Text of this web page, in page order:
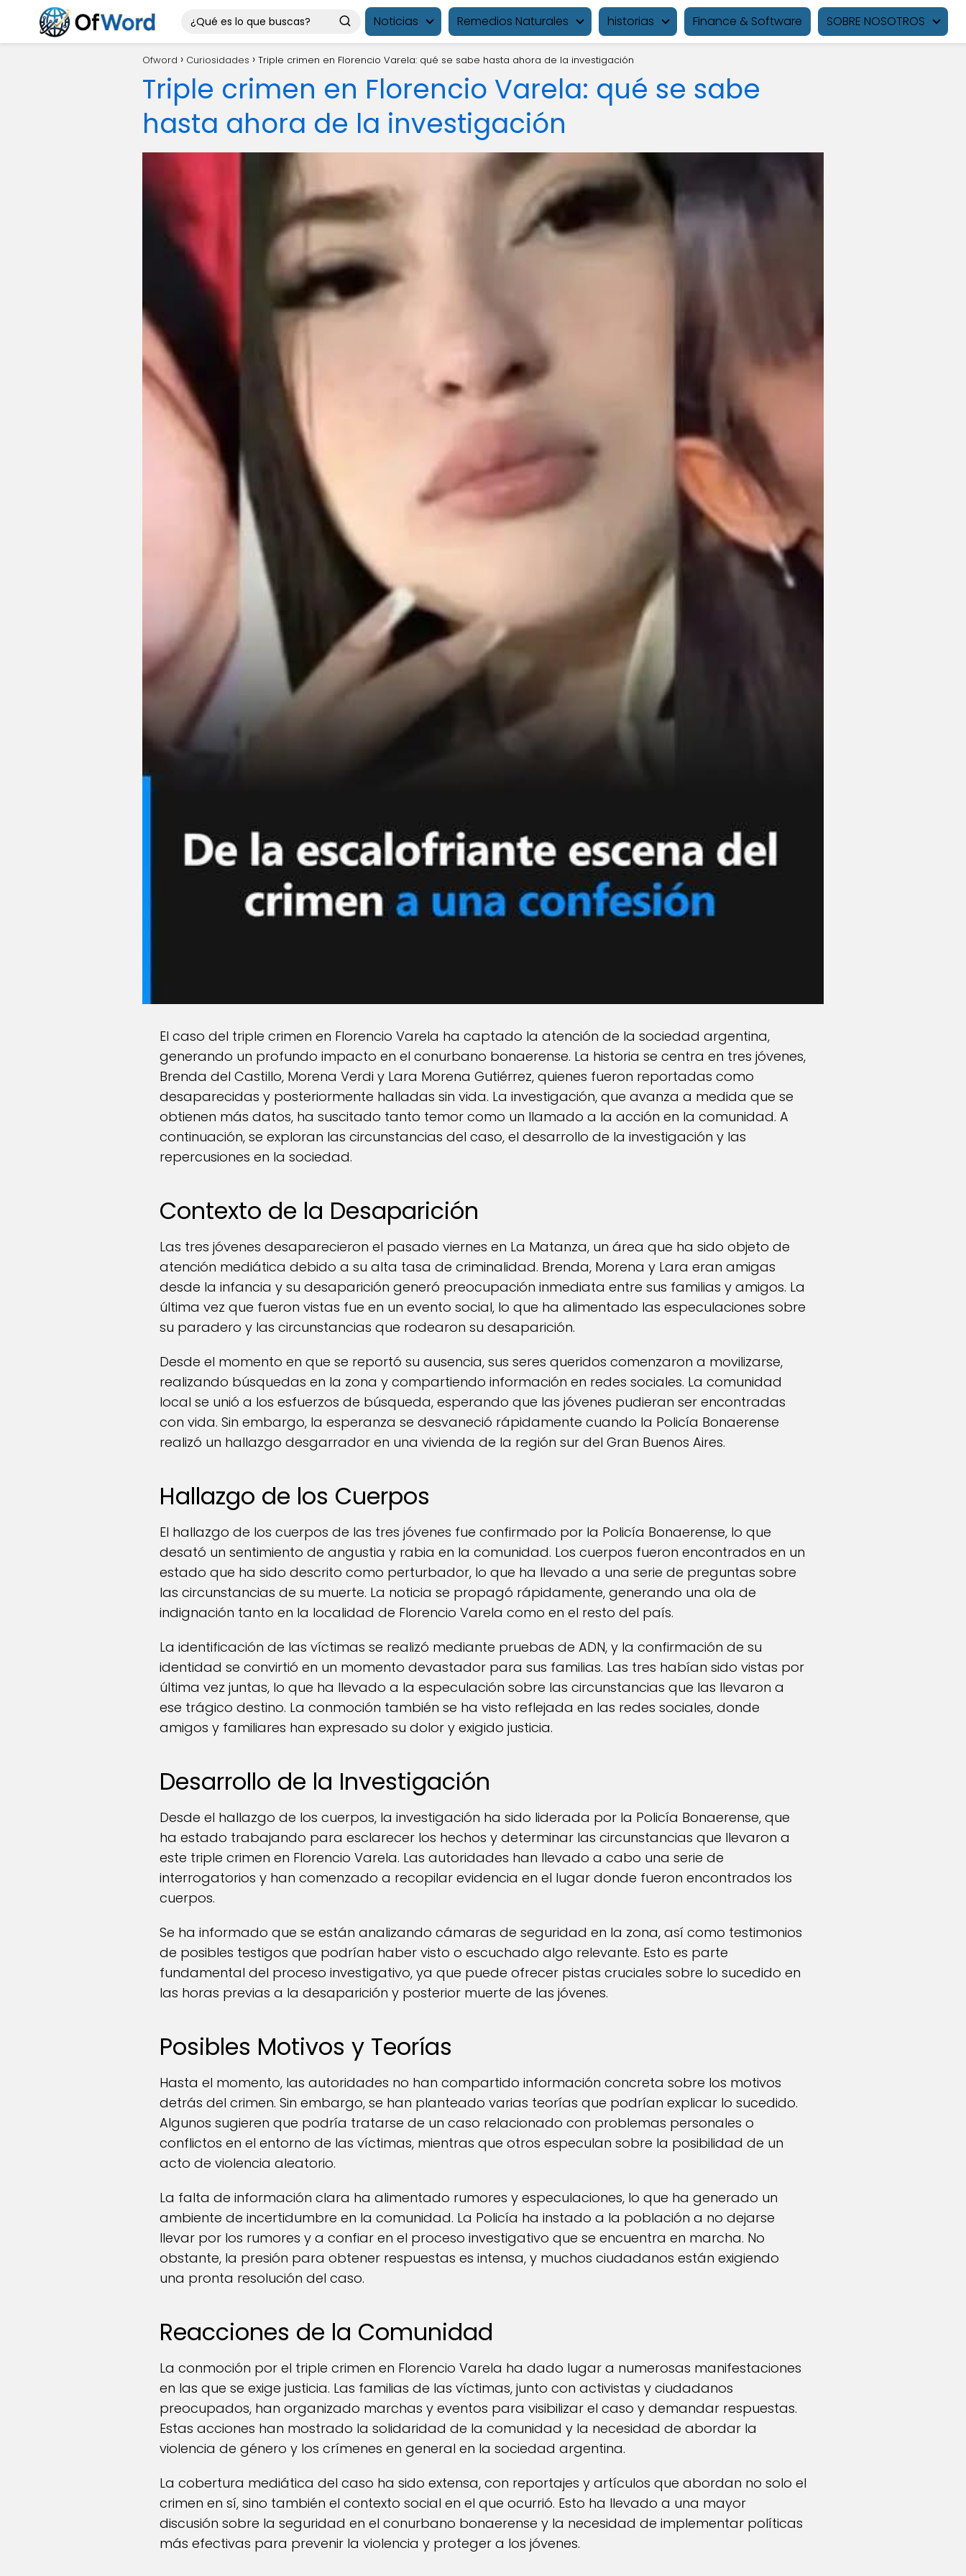
Noticias Remedios Naturales historias Finance & Software SOBRE NOSOTROS
Ofword Curiosidades Triple crimen en Florencio Varela: qué se sabe hasta ahora de la investigación
Triple crimen en Florencio Varela: qué se sabe
hasta ahora de la investigación
El caso del triple crimen en Florencio Varela ha captado la atención de la sociedad argentina,
generando un profundo impacto en el conurbano bonaerense. La historia se centra en tres jóvenes,
Brenda del Castillo, Morena Verdi y Lara Morena Gutiérrez, quienes fueron reportadas como
desaparecidas y posteriormente halladas sin vida. La investigación, que avanza a medida que se
obtienen más datos, ha suscitado tanto temor como un llamado a la acción en la comunidad. A
continuación, se exploran las circunstancias del caso, el desarrollo de la investigación y las
repercusiones en la sociedad.
Contexto de la Desaparición
Las tres jóvenes desaparecieron el pasado viernes en La Matanza, un área que ha sido objeto de
atención mediática debido a su alta tasa de criminalidad. Brenda, Morena y Lara eran amigas
desde la infancia y su desaparición generó preocupación inmediata entre sus familias y amigos. La
última vez que fueron vistas fue en un evento social, lo que ha alimentado las especulaciones sobre
su paradero y las circunstancias que rodearon su desaparición.
Desde el momento en que se reportó su ausencia, sus seres queridos comenzaron a movilizarse,
realizando búsquedas en la zona y compartiendo información en redes sociales. La comunidad
local se unió a los esfuerzos de búsqueda, esperando que las jóvenes pudieran ser encontradas
con vida. Sin embargo, la esperanza se desvaneció rápidamente cuando la Policía Bonaerense
realizó un hallazgo desgarrador en una vivienda de la región sur del Gran Buenos Aires.
Hallazgo de los Cuerpos
El hallazgo de los cuerpos de las tres jóvenes fue confirmado por la Policía Bonaerense, lo que
desató un sentimiento de angustia y rabia en la comunidad. Los cuerpos fueron encontrados en un
estado que ha sido descrito como perturbador, lo que ha llevado a una serie de preguntas sobre
las circunstancias de su muerte. La noticia se propagó rápidamente, generando una ola de
indignación tanto en la localidad de Florencio Varela como en el resto del país.
La identificación de las víctimas se realizó mediante pruebas de ADN, y la confirmación de su
identidad se convirtió en un momento devastador para sus familias. Las tres habían sido vistas por
última vez juntas, lo que ha llevado a la especulación sobre las circunstancias que las llevaron a
ese trágico destino. La conmoción también se ha visto reflejada en las redes sociales, donde
amigos y familiares han expresado su dolor y exigido justicia.
Desarrollo de la Investigación
Desde el hallazgo de los cuerpos, la investigación ha sido liderada por la Policía Bonaerense, que
ha estado trabajando para esclarecer los hechos y determinar las circunstancias que llevaron a
este triple crimen en Florencio Varela. Las autoridades han llevado a cabo una serie de
interrogatorios y han comenzado a recopilar evidencia en el lugar donde fueron encontrados los
cuerpos.
Se ha informado que se están analizando cámaras de seguridad en la zona, así como testimonios
de posibles testigos que podrían haber visto o escuchado algo relevante. Esto es parte
fundamental del proceso investigativo, ya que puede ofrecer pistas cruciales sobre lo sucedido en
las horas previas a la desaparición y posterior muerte de las jóvenes.
Posibles Motivos y Teorías
Hasta el momento, las autoridades no han compartido información concreta sobre los motivos
detrás del crimen. Sin embargo, se han planteado varias teorías que podrían explicar lo sucedido.
Algunos sugieren que podría tratarse de un caso relacionado con problemas personales o
conflictos en el entorno de las víctimas, mientras que otros especulan sobre la posibilidad de un
acto de violencia aleatorio.
La falta de información clara ha alimentado rumores y especulaciones, lo que ha generado un
ambiente de incertidumbre en la comunidad. La Policía ha instado a la población a no dejarse
llevar por los rumores y a confiar en el proceso investigativo que se encuentra en marcha. No
obstante, la presión para obtener respuestas es intensa, y muchos ciudadanos están exigiendo
una pronta resolución del caso.
Reacciones de la Comunidad
La conmoción por el triple crimen en Florencio Varela ha dado lugar a numerosas manifestaciones
en las que se exige justicia. Las familias de las víctimas, junto con activistas y ciudadanos
preocupados, han organizado marchas y eventos para visibilizar el caso y demandar respuestas.
Estas acciones han mostrado la solidaridad de la comunidad y la necesidad de abordar la
violencia de género y los crímenes en general en la sociedad argentina.
La cobertura mediática del caso ha sido extensa, con reportajes y artículos que abordan no solo el
crimen en sí, sino también el contexto social en el que ocurrió. Esto ha llevado a una mayor
discusión sobre la seguridad en el conurbano bonaerense y la necesidad de implementar políticas
más efectivas para prevenir la violencia y proteger a los jóvenes.